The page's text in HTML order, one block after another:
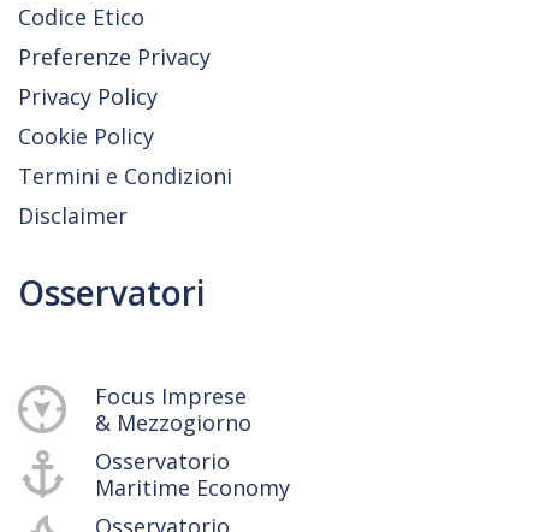
Codice Etico
Preferenze Privacy
Privacy Policy
Cookie Policy
Termini e Condizioni
Disclaimer
Osservatori
Focus Imprese
& Mezzogiorno
Osservatorio
Maritime Economy
Osservatorio